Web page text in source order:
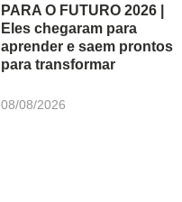
PARA O FUTURO 2026 |
Eles chegaram para
aprender e saem prontos
para transformar
08/08/2026